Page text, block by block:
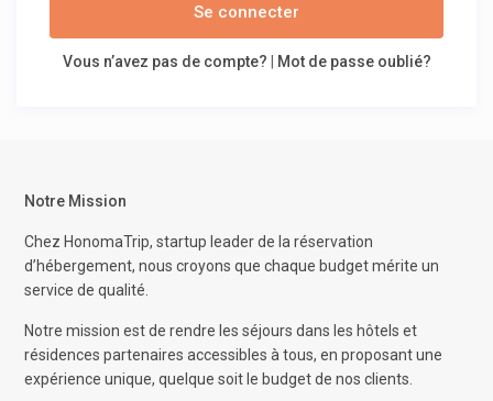
Se connecter
Vous n’avez pas de compte? Mot de passe oublié?
Notre Mission
Chez HonomaTrip, startup leader de la réservation
d’hébergement, nous croyons que chaque budget mérite un
service de qualité.
Notre mission est de rendre les séjours dans les hôtels et
résidences partenaires accessibles à tous, en proposant une
expérience unique, quelque soit le budget de nos clients.